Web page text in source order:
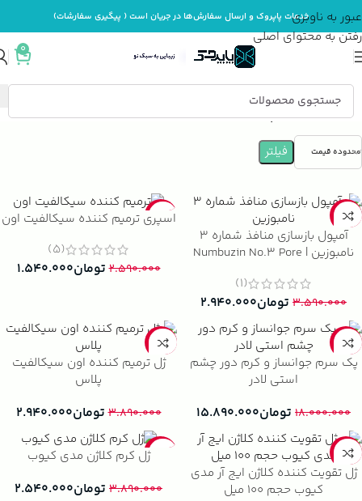
عبور به ناوبری
رفتن به محتوای اصلی
خدمات پاپروک و ارسال سفارش‌ها در جریان است ( پیگیری سفارشات)
0
خانه مراقبت پوست
محدوده قیمت فیلتر
-18%
آمپول بازسازی منافذ شماره ۳
نامبوزین | Numbuzin No.3 Pore
(1)
۳.۵۹۰.۰۰۰ تومان۲.۹۴۰.۰۰۰
-41%
اسپری ترمیم کننده سیکالفیت اون
(5)
۲.۵۹۰.۰۰۰ تومان۱.۵۴۰.۰۰۰
-12%
پک سرم جوانساز و کرم دور چشم
استی لادر
۱۸.۰۰۰.۰۰۰ تومان۱۵.۸۹۰.۰۰۰
-24%
ژل ترمیم کننده اون سیکالفیت
پلاس
۳.۸۹۰.۰۰۰ تومان۲.۹۴۰.۰۰۰
-36%
ژل تقویت کننده کلاژن ایج آر مدی
کیوب حجم 100 میل
-35%ژل کرم کلاژن مدی کیوب
۳.۸۹۰.۰۰۰ تومان۲.۵۴۰.۰۰۰